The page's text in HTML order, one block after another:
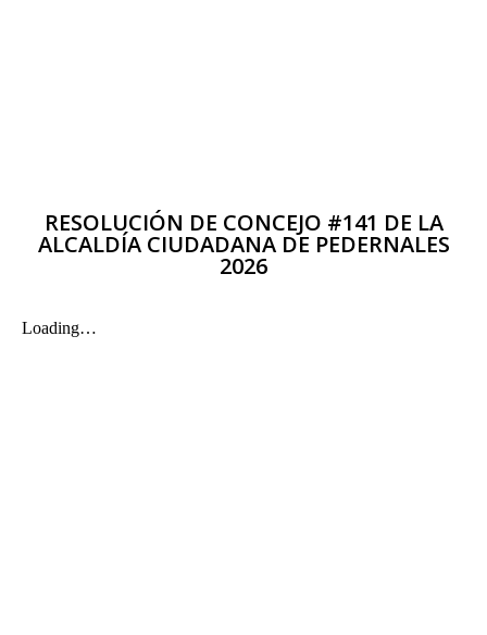
RESOLUCIÓN DE CONCEJO #141 DE LA
ALCALDÍA CIUDADANA DE PEDERNALES
2026